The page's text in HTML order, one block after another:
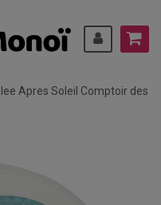
Apres Soleil Comptoir des